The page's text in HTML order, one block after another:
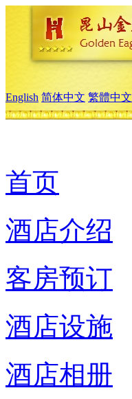
English 简体中文 繁體中文
首页
酒店介绍
客房预订
酒店设施
酒店相册